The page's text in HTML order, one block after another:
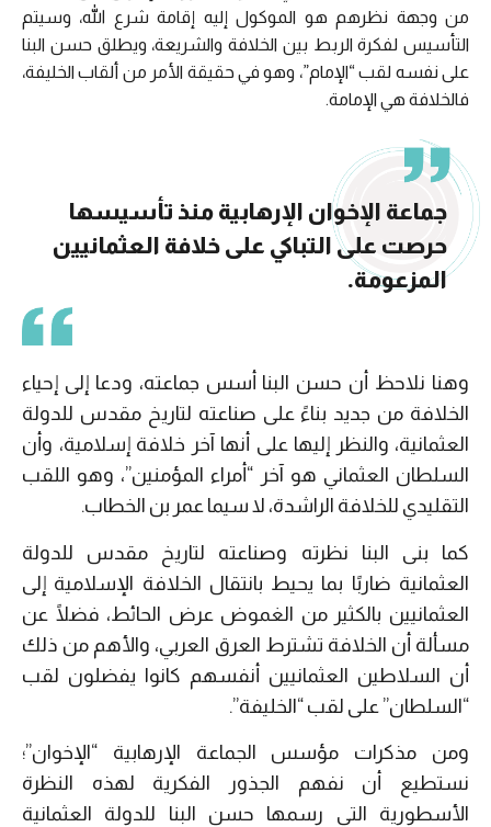
من وجهة نظرهم هو الموكول إليه إقامة شرع الله، وسيتم
التأسيس لفكرة الربط بين الخلافة والشريعة، ويطلق حسن البنا
على نفسه لقب “الإمام”، وهو في حقيقة الأمر من ألقاب الخليفة،
فالخلافة هي الإمامة.
جماعة الإخوان الإرهابية منذ تأسيسها
حرصت على التباكي على خلافة العثمانيين
المزعومة.
وهنا نلاحظ أن حسن البنا أسس جماعته، ودعا إلى إحياء
الخلافة من جديد بناءً على صناعته لتاريخ مقدس للدولة
العثمانية، والنظر إليها على أنها آخر خلافة إسلامية، وأن
السلطان العثماني هو آخر “أمراء المؤمنين”، وهو اللقب
التقليدي للخلافة الراشدة، لا سيما عمر بن الخطاب.
كما بنى البنا نظرته وصناعته لتاريخ مقدس للدولة
العثمانية ضاربًا بما يحيط بانتقال الخلافة الإسلامية إلى
العثمانيين بالكثير من الغموض عرض الحائط، فضلًا عن
مسألة أن الخلافة تشترط العرق العربي، والأهم من ذلك
أن السلاطين العثمانيين أنفسهم كانوا يفضلون لقب
“السلطان” على لقب “الخليفة”.
ومن مذكرات مؤسس الجماعة الإرهابية “الإخوان”؛
نستطيع أن نفهم الجذور الفكرية لهذه النظرة
الأسطورية التي رسمها حسن البنا للدولة العثمانية